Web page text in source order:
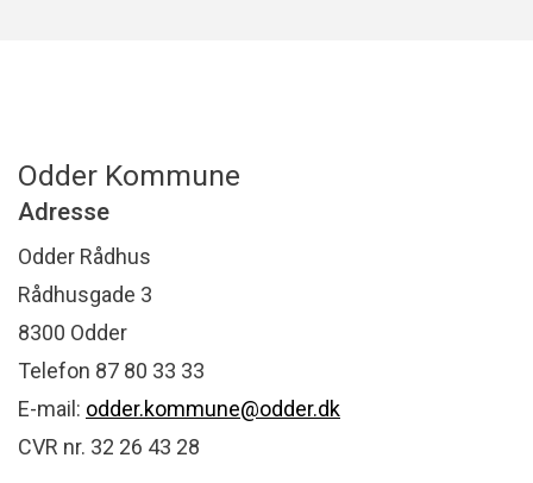
Odder Kommune
Adresse
Odder Rådhus
Rådhusgade 3
8300 Odder
Telefon 87 80 33 33
E-mail: odder.kommune@odder.dk
CVR nr. 32 26 43 28